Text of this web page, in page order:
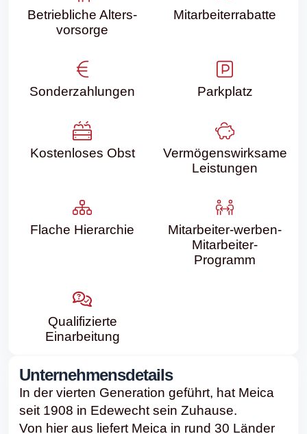
Betriebliche Alters­
vorsorge
Mitarbeiter­rabatte
Sonder­zahlungen Parkplatz
Kostenloses Obst
Vermögenswirksame
Leistungen
Flache Hierarchie
Mitarbeiter-werben-
Mitarbeiter-
Programm
Qualifizierte
Einarbeitung
Unternehmensdetails
In der vierten Generation geführt, hat Meica
seit 1908 in Edewecht sein Zuhause.
Von hier aus liefert Meica in rund 30 Länder